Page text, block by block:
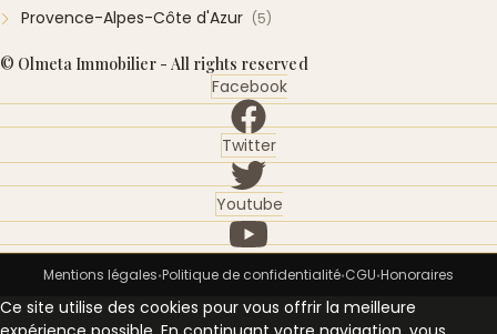
Provence-Alpes-Côte d'Azur (5)
© Olmeta Immobilier - All rights reserved
Facebook
Twitter
Youtube
Mentions légales•Politique de confidentialité•CGU•Honoraires
Ce site utilise des cookies pour vous offrir la meilleure